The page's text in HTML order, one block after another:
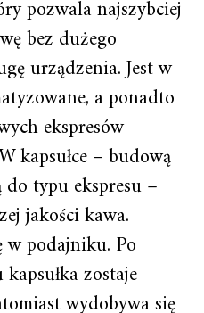
pozwala najszybciej
bez dużego
urządzenia. Jest w
a ponadto
ekspresów
kapsułce – budową
typu ekspresu –
jakości kawa.
w podajniku. Po
zostaje
wydobywa się